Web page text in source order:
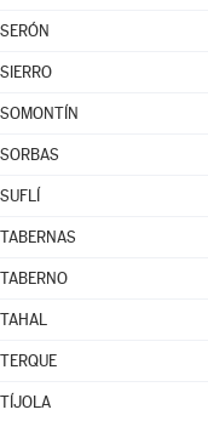
SERÓN
SIERRO
SOMONTÍN
SORBAS
SUFLÍ
TABERNAS
TABERNO
TAHAL
TERQUE
TÍJOLA